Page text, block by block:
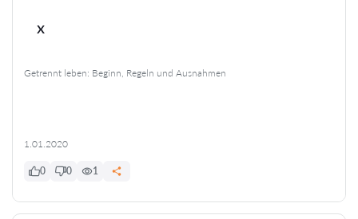
x
Getrennt leben: Beginn, Regeln und Ausnahmen
1.01.2020
0 0 1